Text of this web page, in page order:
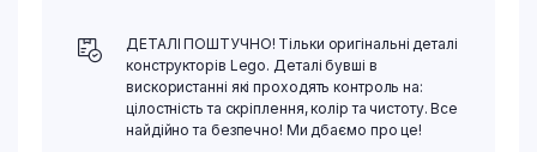
ДЕТАЛІ ПОШТУЧНО! Тільки оригінальні деталі
конструкторів Lego. Деталі бувші в
вискористанні які проходять контроль на:
цілостність та скріплення, колір та чистоту. Все
найдійно та безпечно! Ми дбаємо про це!